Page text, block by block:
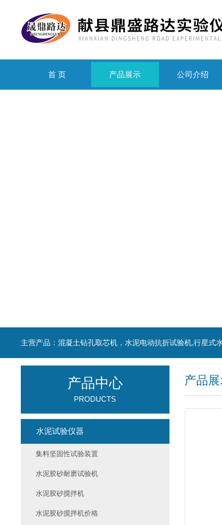
首 页 产品展示 公司介绍
产品
产品中心
PRODUCTS
水泥试验仪器
集料坚固性试验装置
水泥胶砂耐磨试验机
水泥胶砂搅拌机
水泥胶砂搅拌机价格